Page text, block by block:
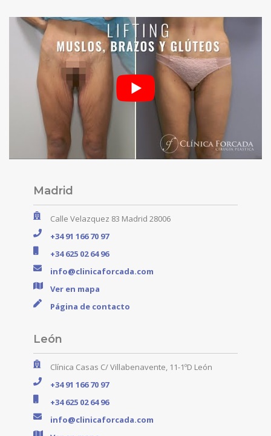
Madrid
Calle Velazquez 83 Madrid 28006
+34 91 166 70 97
+34 625 02 64 96
info@clinicaforcada.com
Ver en mapa
Página de contacto
León
Clínica Casas C/ Villabenavente, 11-1ºD León
+34 91 166 70 97
+34 625 02 64 96
info@clinicaforcada.com